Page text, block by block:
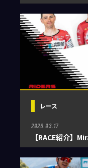
レース
2026.03.17
【RACE紹介】